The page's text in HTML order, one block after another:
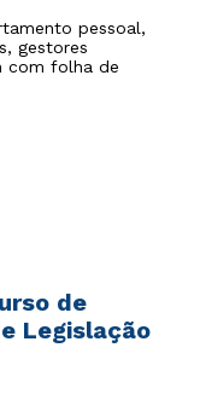
pessoal,
gestores
com folha de
de
Legislação